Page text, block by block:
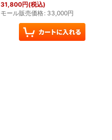
31,800円(税込)
モール販売価格: 33,000円